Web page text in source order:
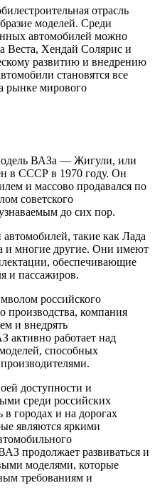
отрасль
моделей. Среди
автомобилей можно
Веста, Хендай Солярис и
развитию и внедрению
становятся все
рынке мирового
ВАЗа — Жигули, или
в СССР в 1970 году. Он
и массово продавался по
советского
до сих пор.
такие как Лада
и многие другие. Они имеют
обеспечивающие
и пассажиров.
российского
производства, компания
и внедрять
активно работает над
способных
доступности и
среди российских
городах и на дорогах
являются яркими
продолжает развиваться и
моделями, которые
требованиям и